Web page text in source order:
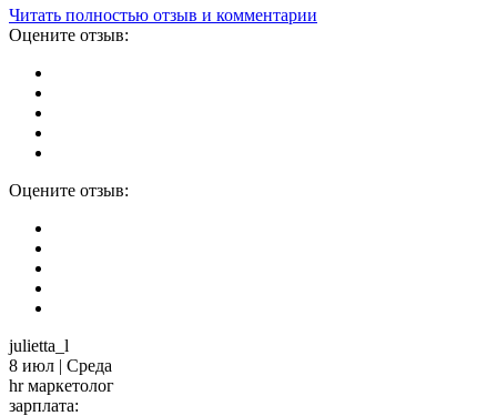
Читать полностью отзыв и комментарии
Оцените отзыв:
Оцените отзыв:
julietta_l
8 июл | Среда
hr маркетолог
зарплата: